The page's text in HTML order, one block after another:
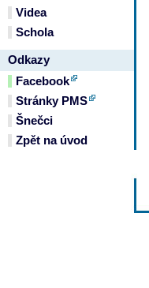
Videa
Schola
Odkazy
Facebook
Stránky PMS
Šnečci
Zpět na úvod